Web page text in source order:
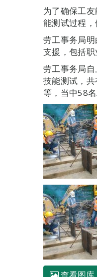
为了确保工
能测试过程，
劳工事务局
支援，包括职
劳工事务局
技能测试，
等，当中58
查看图库